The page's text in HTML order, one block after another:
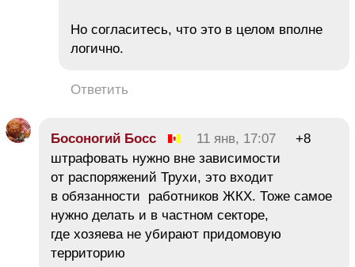
Но согласитесь, что это в целом вполне
логично.
Ответить
Босоногий Босс 11 янв, 17:07
+8
штрафовать нужно вне зависимости
от распоряжений Трухи, это входит
в обязанности работников ЖКХ. Тоже самое
нужно делать и в частном секторе,
где хозяева не убирают придомовую
территорию